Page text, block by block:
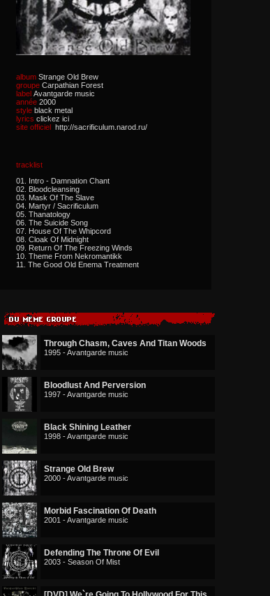
album Strange Old Brew
groupe Carpathian Forest
label Avantgarde music
année 2000
style black metal
lyrics clickez ici
site officiel http://sacrificulum.narod.ru/
tracklist
01. Intro - Damnation Chant
02. Bloodcleansing
03. Mask Of The Slave
04. Martyr / Sacrificulum
05. Thanatology
06. The Suicide Song
07. House Of The Whipcord
08. Cloak Of Midnight
09. Return Of The Freezing Winds
10. Theme From Nekromantikk
11. The Good Old Enema Treatment
Through Chasm, Caves And Titan Woods
1995 - Avantgarde music
Bloodlust And Perversion
1997 - Avantgarde music
Black Shining Leather
1998 - Avantgarde music
Strange Old Brew
2000 - Avantgarde music
Morbid Fascination Of Death
2001 - Avantgarde music
Defending The Throne Of Evil
2003 - Season Of Mist